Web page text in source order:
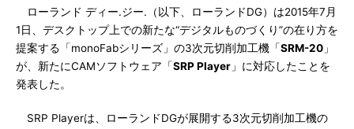
ローランド ディー.ジー.（以下、ローランドDG）は2015年7月
1日、デスクトップ上での新たな“デジタルものづくり”の在り方を
提案する「monoFabシリーズ」の3次元切削加工機「SRM-20 」
が、新たにCAMソフトウェア「SRP Player 」に対応したことを
発表した。
SRP Playerは、ローランドDGが展開する3次元切削加工機の